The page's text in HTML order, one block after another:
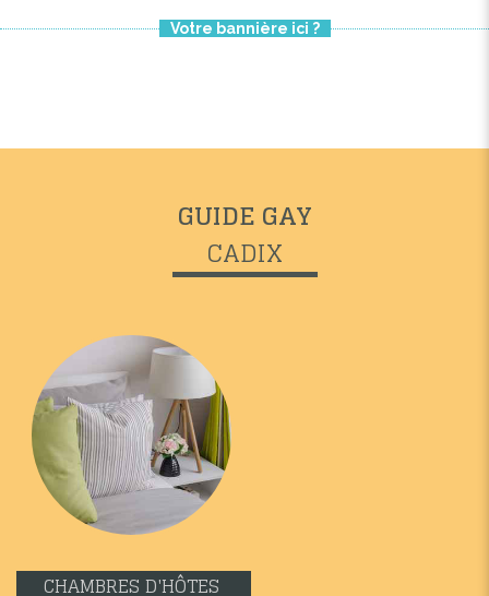
Votre bannière ici ?
GUIDE GAY
CADIX
CHAMBRES D'HÔTES